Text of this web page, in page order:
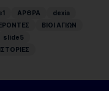
ΑΡΘΡΑ
dexia
ΒΙΟΙ ΑΓΙΩΝ
slide5